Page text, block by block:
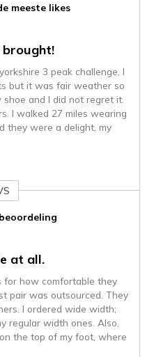
meeste likes
brought!
3 peak challenge, I
but it was fair weather so
and I did not regret it.
I walked 27 miles wearing
they were a delight, my
at all.
for how comfortable they
pair was outsourced. They
I ordered wide width;
regular width ones. Also,
the top of my foot, where